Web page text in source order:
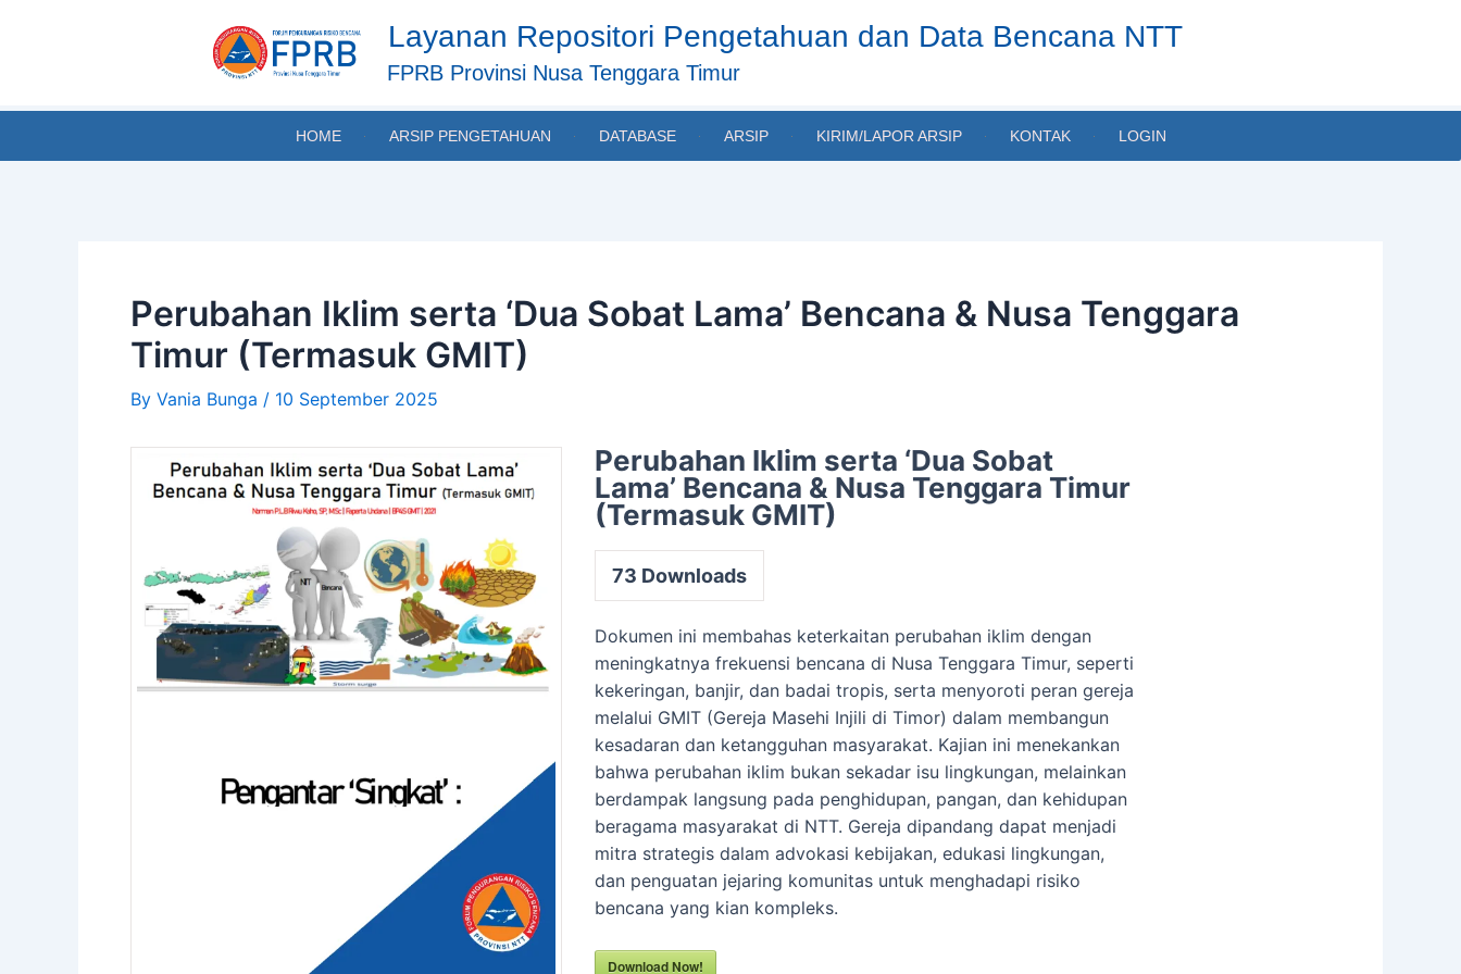
Layanan Repositori Pengetahuan dan Data Bencana NTT
FPRB Provinsi Nusa Tenggara Timur
HOME ARSIP PENGETAHUAN DATABASE ARSIP KIRIM/LAPOR ARSIP KONTAK LOGIN
Perubahan Iklim serta ‘Dua Sobat Lama’ Bencana & Nusa Tenggara
Timur (Termasuk GMIT)
By Vania Bunga / 10 September 2025
Perubahan Iklim serta ‘Dua Sobat
Lama’ Bencana & Nusa Tenggara Timur
(Termasuk GMIT)
73 Downloads
Dokumen ini membahas keterkaitan perubahan iklim dengan
meningkatnya frekuensi bencana di Nusa Tenggara Timur, seperti
kekeringan, banjir, dan badai tropis, serta menyoroti peran gereja
melalui GMIT (Gereja Masehi Injili di Timor) dalam membangun
kesadaran dan ketangguhan masyarakat. Kajian ini menekankan
bahwa perubahan iklim bukan sekadar isu lingkungan, melainkan
berdampak langsung pada penghidupan, pangan, dan kehidupan
beragama masyarakat di NTT. Gereja dipandang dapat menjadi
mitra strategis dalam advokasi kebijakan, edukasi lingkungan,
dan penguatan jejaring komunitas untuk menghadapi risiko
bencana yang kian kompleks.
Download Now!
navigation